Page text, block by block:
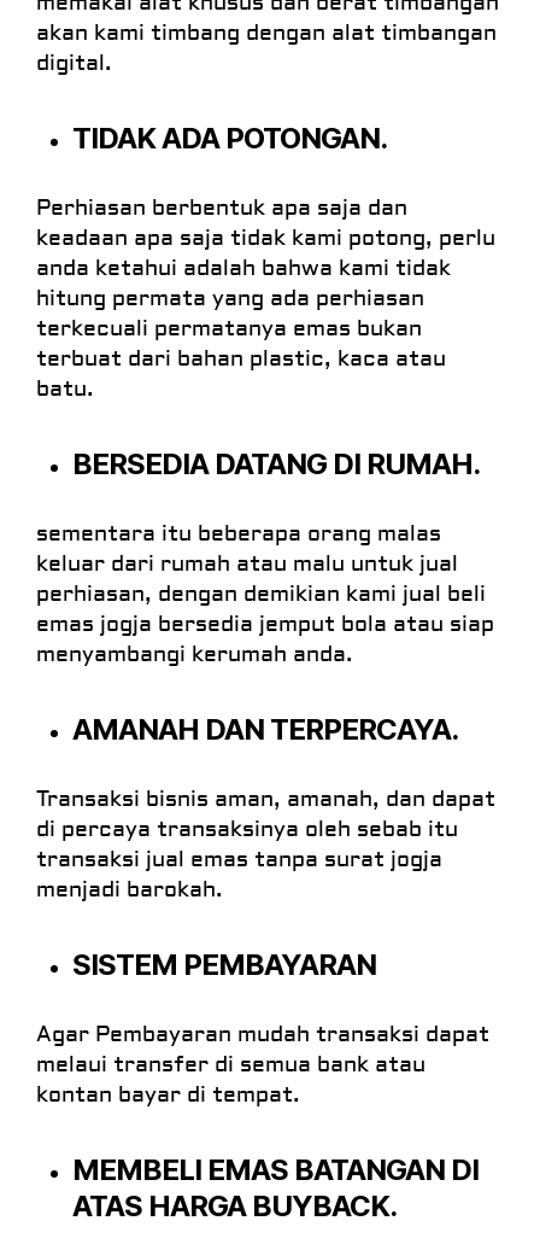
akan kami timbang dengan alat timbangan
digital.
TIDAK ADA POTONGAN.
Perhiasan berbentuk apa saja dan
keadaan apa saja tidak kami potong, perlu
anda ketahui adalah bahwa kami tidak
hitung permata yang ada perhiasan
terkecuali permatanya emas bukan
terbuat dari bahan plastic, kaca atau
batu.
BERSEDIA DATANG DI RUMAH.
sementara itu beberapa orang malas
keluar dari rumah atau malu untuk jual
perhiasan, dengan demikian kami jual beli
emas jogja bersedia jemput bola atau siap
menyambangi kerumah anda.
AMANAH DAN TERPERCAYA.
Transaksi bisnis aman, amanah, dan dapat
di percaya transaksinya oleh sebab itu
transaksi jual emas tanpa surat jogja
menjadi barokah.
SISTEM PEMBAYARAN
Agar Pembayaran mudah transaksi dapat
melaui transfer di semua bank atau
kontan bayar di tempat.
MEMBELI EMAS BATANGAN DI
ATAS HARGA BUYBACK.